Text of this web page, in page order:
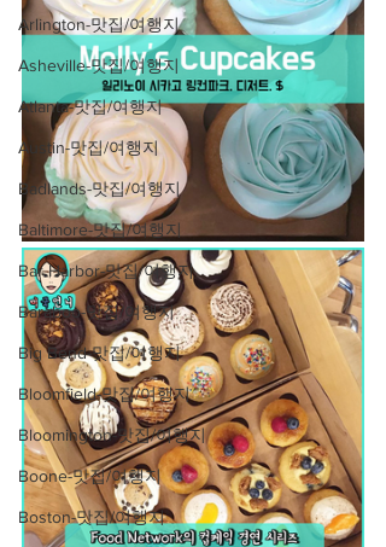
Arlington-맛집/여행지
Asheville-맛집/여행지
Atlanta-맛집/여행지
Austin-맛집/여행지
Badlands-맛집/여행지
Baltimore-맛집/여행지
Bar Harbor-맛집/여행지
Baraboo-맛집/여행지
Big Bend-맛집/여행지
Bloomfield-맛집/여행지
Bloomington-맛집/여행지
Boone-맛집/여행지
Boston-맛집/여행지